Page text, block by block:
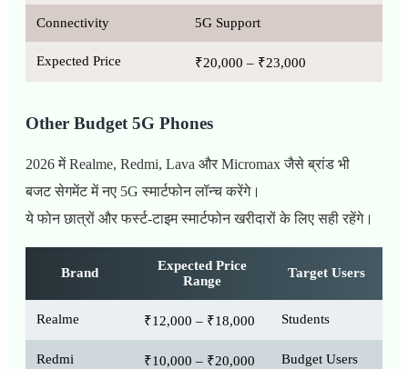
Connectivity 5G Support
Expected Price ₹20,000 – ₹23,000
Other Budget 5G Phones
2026 में Realme, Redmi, Lava और Micromax जैसे ब्रांड भी
बजट सेगमेंट में नए 5G स्मार्टफोन लॉन्च करेंगे।
ये फोन छात्रों और फर्स्ट-टाइम स्मार्टफोन खरीदारों के लिए सही रहेंगे।
Brand
Expected Price
Range
Target Users
Realme ₹12,000 – ₹18,000 Students
Redmi ₹10,000 – ₹20,000 Budget Users